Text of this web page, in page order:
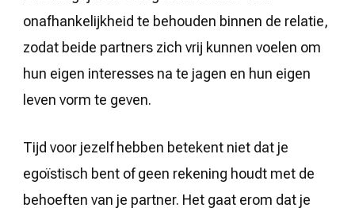
onafhankelijkheid te behouden binnen de relatie,
zodat beide partners zich vrij kunnen voelen om
hun eigen interesses na te jagen en hun eigen
leven vorm te geven.
Tijd voor jezelf hebben betekent niet dat je
egoïstisch bent of geen rekening houdt met de
behoeften van je partner. Het gaat erom dat je